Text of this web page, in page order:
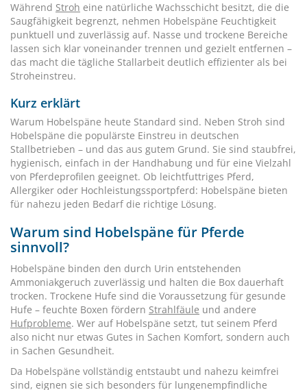
Während Stroh eine natürliche Wachsschicht besitzt, die die
Saugfähigkeit begrenzt, nehmen Hobelspäne Feuchtigkeit
punktuell und zuverlässig auf. Nasse und trockene Bereiche
lassen sich klar voneinander trennen und gezielt entfernen –
das macht die tägliche Stallarbeit deutlich effizienter als bei
Stroheinstreu.
Kurz erklärt
Warum Hobelspäne heute Standard sind. Neben Stroh sind
Hobelspäne die populärste Einstreu in deutschen
Stallbetrieben – und das aus gutem Grund. Sie sind staubfrei,
hygienisch, einfach in der Handhabung und für eine Vielzahl
von Pferdeprofilen geeignet. Ob leichtfuttriges Pferd,
Allergiker oder Hochleistungssportpferd: Hobelspäne bieten
für nahezu jeden Bedarf die richtige Lösung.
Warum sind Hobelspäne für Pferde
sinnvoll?
Hobelspäne binden den durch Urin entstehenden
Ammoniakgeruch zuverlässig und halten die Box dauerhaft
trocken. Trockene Hufe sind die Voraussetzung für gesunde
Hufe – feuchte Boxen fördern Strahlfäule und andere
Hufprobleme. Wer auf Hobelspäne setzt, tut seinem Pferd
also nicht nur etwas Gutes in Sachen Komfort, sondern auch
in Sachen Gesundheit.
Da Hobelspäne vollständig entstaubt und nahezu keimfrei
sind, eignen sie sich besonders für lungenempfindliche